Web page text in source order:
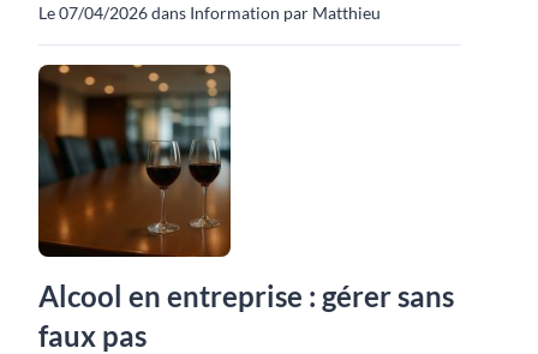
Le 07/04/2026 dans Information par Matthieu
Alcool en entreprise : gérer sans
faux pas